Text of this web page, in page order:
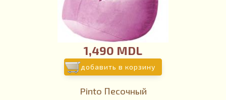
1,490 MDL
добавить в корзину
Pinto Песочный